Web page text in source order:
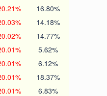
16.80%
14.18%
14.77%
5.62%
6.12%
18.37%
6.83%